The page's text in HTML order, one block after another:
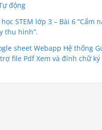
động
học STEM lớp 3 – Bài 6 “Cẩm
thu hình”.
sheet Webapp Hệ thống
file Pdf Xem và đính chữ ký